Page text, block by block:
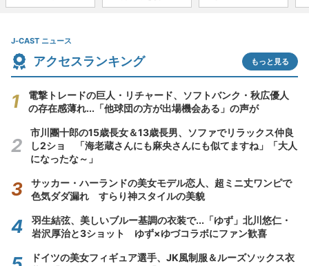
J-CAST ニュース
アクセスランキング もっと見る
電撃トレードの巨人・リチャード、ソフトバンク・秋広優人
の存在感薄れ...「他球団の方が出場機会ある」の声が
市川團十郎の15歳長女＆13歳長男、ソファでリラックス仲良
し2ショ 「海老蔵さんにも麻央さんにも似てますね」「大人
になったな～」
サッカー・ハーランドの美女モデル恋人、超ミニ丈ワンピで
色気ダダ漏れ すらり神スタイルの美貌
羽生結弦、美しいブルー基調の衣装で...「ゆず」北川悠仁・
岩沢厚治と3ショット ゆず×ゆづコラボにファン歓喜
ドイツの美女フィギュア選手、JK風制服＆ルーズソックス衣